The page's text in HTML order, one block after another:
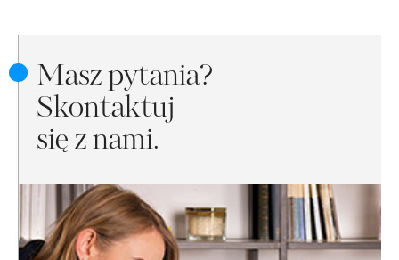
Masz pytania?
Skontaktuj
się z nami.